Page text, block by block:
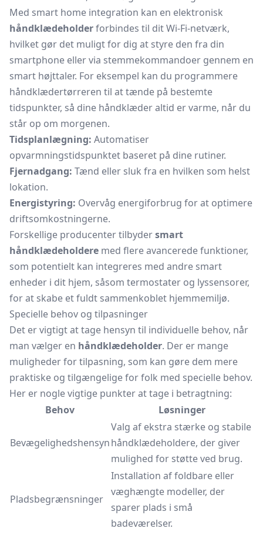
Med smart home integration kan en elektronisk
håndklædeholderforbindes til dit Wi-Fi-netværk,
hvilket gør det muligt for dig at styre den fra din
smartphone eller via stemmekommandoer gennem en
smart højttaler. For eksempel kan du programmere
håndklædertørreren til at tænde på bestemte
tidspunkter, så dine håndklæder altid er varme, når du
står op om morgenen.
Tidsplanlægning: Automatiser
opvarmningstidspunktet baseret på dine rutiner.
Fjernadgang: Tænd eller sluk fra en hvilken som helst
lokation.
Energistyring: Overvåg energiforbrug for at optimere
driftsomkostningerne.
Forskellige producenter tilbydersmart
håndklædeholdere med flere avancerede funktioner,
som potentielt kan integreres med andre smart
enheder i dit hjem, såsom termostater og lyssensorer,
for at skabe et fuldt sammenkoblet hjemmemiljø.
Specielle behov og tilpasninger
Det er vigtigt at tage hensyn til individuelle behov, når
man vælger en håndklædeholder. Der er mange
muligheder for tilpasning, som kan gøre dem mere
praktiske og tilgængelige for folk med specielle behov.
Her er nogle vigtige punkter at tage i betragtning:
Behov
Løsninger
Bevægelighedshensyn
Valg af ekstra stærke og stabile
håndklædeholdere, der giver
mulighed for støtte ved brug.
Pladsbegrænsninger
Installation af foldbare eller
væghængte modeller, der
sparer plads i små
badeværelser.